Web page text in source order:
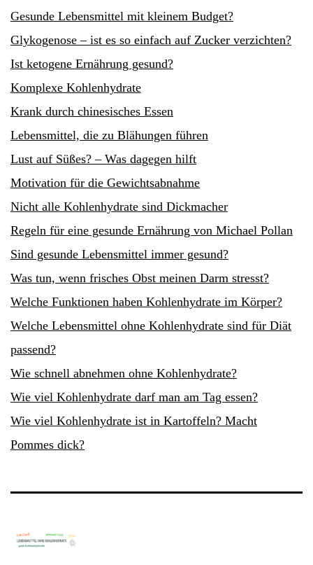
Gesunde Lebensmittel mit kleinem Budget?
Glykogenose – ist es so einfach auf Zucker verzichten?
Ist ketogene Ernährung gesund?
Komplexe Kohlenhydrate
Krank durch chinesisches Essen
Lebensmittel, die zu Blähungen führen
Lust auf Süßes? – Was dagegen hilft
Motivation für die Gewichtsabnahme
Nicht alle Kohlenhydrate sind Dickmacher
Regeln für eine gesunde Ernährung von Michael Pollan
Sind gesunde Lebensmittel immer gesund?
Was tun, wenn frisches Obst meinen Darm stresst?
Welche Funktionen haben Kohlenhydrate im Körper?
Welche Lebensmittel ohne Kohlenhydrate sind für Diät
passend?
Wie schnell abnehmen ohne Kohlenhydrate?
Wie viel Kohlenhydrate darf man am Tag essen?
Wie viel Kohlenhydrate ist in Kartoffeln? Macht
Pommes dick?